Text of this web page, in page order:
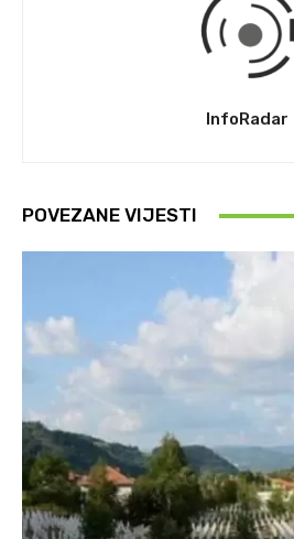
InfoRadar
POVEZANE VIJESTI